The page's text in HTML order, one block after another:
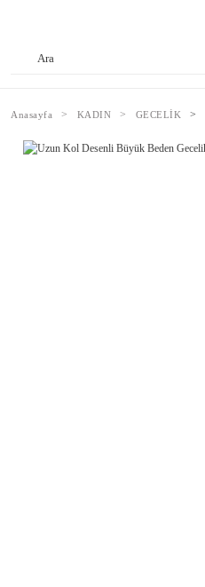
Anasayfa KADIN GECELİK